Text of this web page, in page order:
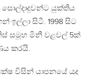
යුක්තිය
ඉල්ලා සිටී. 1998 සිට
සමූහ මිනී වළවල් 5ක්
කරයි.
විසින් යාපනයේ යුද